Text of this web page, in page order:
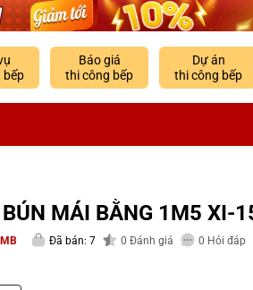
bếp
Báo giá
thi công bếp
Dự án
thi công bếp
BÚN MÁI BẰNG 1M5 XI-
Đã bán: 7 0 Đánh giá 0 Hỏi đáp